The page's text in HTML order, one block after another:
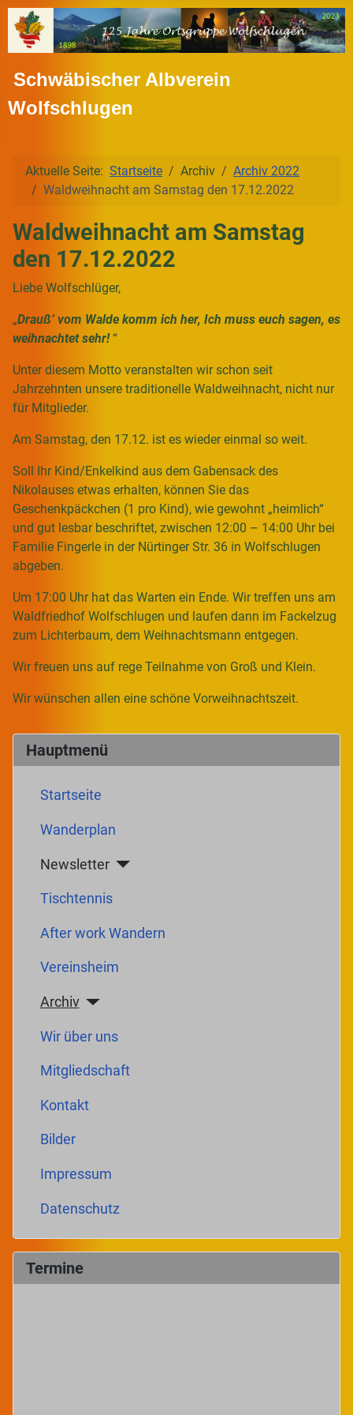
Schwäbischer Albverein
Wolfschlugen
Hauptmenü
Startseite
Wanderplan
Newsletter
Tischtennis
After work Wandern
Vereinsheim
Archiv
Wir über uns
Mitgliedschaft
Kontakt
Bilder
Impressum
Datenschutz
Termine
Aktuelle Seite: Startseite Archiv
Archiv 2022
Waldweihnacht am Samstag den 17.12.2022
Waldweihnacht am Samstag
den 17.12.2022
Liebe Wolfschlüger,
„Drauß’ vom Walde komm ich her, Ich muss euch sagen, es
weihnachtet sehr!“
Unter diesem Motto veranstalten wir schon seit
Jahrzehnten unsere traditionelle Waldweihnacht, nicht nur
für Mitglieder.
Am Samstag, den 17.12. ist es wieder einmal so weit.
Soll Ihr Kind/Enkelkind aus dem Gabensack des
Nikolauses etwas erhalten, können Sie das
Geschenkpäckchen (1 pro Kind), wie gewohnt „heimlich“
und gut lesbar beschriftet, zwischen 12:00 – 14:00 Uhr bei
Familie Fingerle in der Nürtinger Str. 36 in Wolfschlugen
abgeben.
Um 17:00 Uhr hat das Warten ein Ende. Wir treffen uns am
Waldfriedhof Wolfschlugen und laufen dann im Fackelzug
zum Lichterbaum, dem Weihnachtsmann entgegen.
Wir freuen uns auf rege Teilnahme von Groß und Klein.
Wir wünschen allen eine schöne Vorweihnachtszeit.